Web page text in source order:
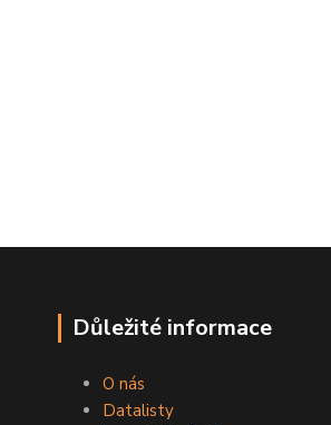
Důležité informace
O nás
Datalisty